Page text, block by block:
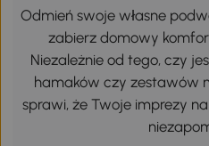
Odmień swoje własne
zabierz domowy
Niezależnie od tego, czy
hamaków czy zestawów
sprawi, że Twoje imprezy